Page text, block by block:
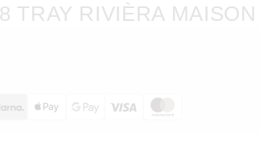
TRAY RIVIÈRA MAISON